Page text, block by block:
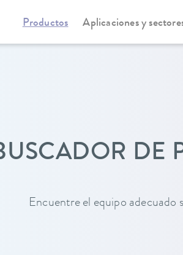
Productos Aplicaciones y
DE
Encuentre el equipo adecuado